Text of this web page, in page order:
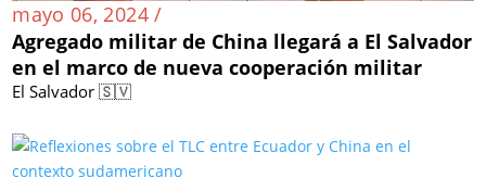
mayo 06, 2024 /
Agregado militar de China llegará a El Salvador
en el marco de nueva cooperación militar
El Salvador 🇸🇻